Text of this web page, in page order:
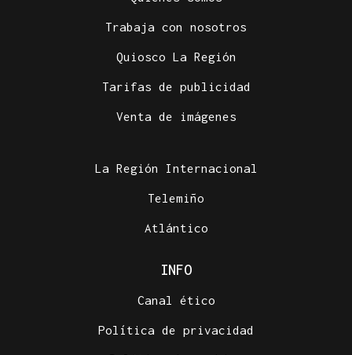
Trabaja con nosotros
Quiosco La Región
Tarifas de publicidad
Venta de imágenes
La Región Internacional
Telemiño
Atlántico
INFO
Canal ético
Política de privacidad